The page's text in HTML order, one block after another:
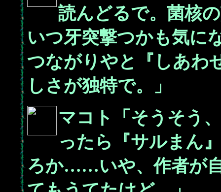
読んどるで。菌核
いつ牙突撃つかも気に
つながりやと『しあわ
しさが独特で。」
マコト「そうそう
ったら『サルまん
ろか……いや、作者が